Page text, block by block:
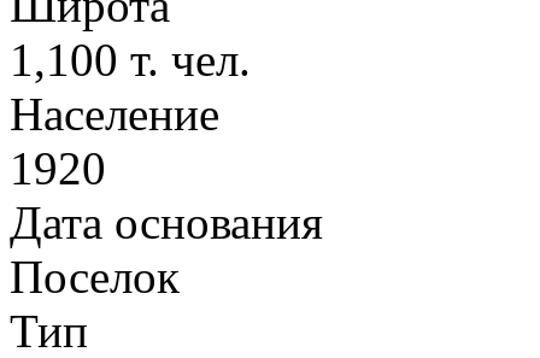
1,100 т. чел.
Население
1920
Дата основания
Поселок
Тип